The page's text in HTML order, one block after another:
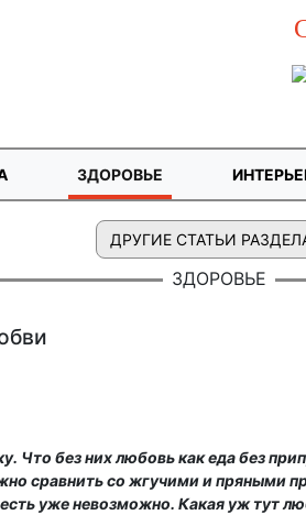
ЗДОРОВЬЕ
ДРУГИЕ СТАТЬИ
ЗДОРОВЬЕ
Что без них любовь как еда без
сравнить со жгучими и пряными
уже невозможно. Какая уж тут